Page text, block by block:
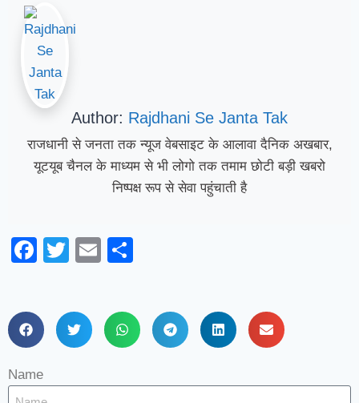
Author: Rajdhani Se Janta Tak
राजधानी से जनता तक न्यूज वेबसाइट के आलावा दैनिक अखबार,
यूटयूब चैनल के माध्यम से भी लोगो तक तमाम छोटी बड़ी खबरो
निष्पक्ष रूप से सेवा पहुंचाती है
Facebook
TwitterEmail
Name